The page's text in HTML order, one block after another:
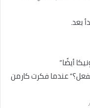
بعد.
أيضًا”
عندما فكرت كارمن